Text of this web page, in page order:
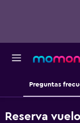
Preguntas
Reserva